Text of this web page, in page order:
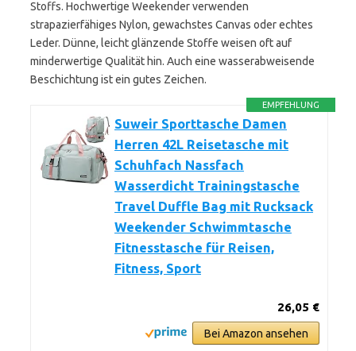
Stoffs. Hochwertige Weekender verwenden
strapazierfähiges Nylon, gewachstes Canvas oder echtes
Leder. Dünne, leicht glänzende Stoffe weisen oft auf
minderwertige Qualität hin. Auch eine wasserabweisende
Beschichtung ist ein gutes Zeichen.
EMPFEHLUNG
Suweir Sporttasche Damen
Herren 42L Reisetasche mit
Schuhfach Nassfach
Wasserdicht Trainingstasche
Travel Duffle Bag mit Rucksack
Weekender Schwimmtasche
Fitnesstasche für Reisen,
Fitness, Sport
26,05 €
Bei Amazon ansehen